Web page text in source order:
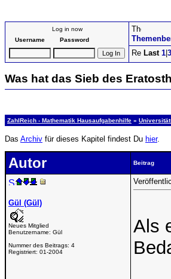
Log in now
Username
Password
Last 1 3
Was hat das Sieb des
ZahlReich - Mathematik Hausaufgabenhilfe »
Das Archiv für dieses Kapitel findest Du hier.
Autor Beitrag
Gül (Gül)
Neues Mitglied
Benutzername: Gül
Nummer des Beitrags: 4
Registriert: 01-2004
Als